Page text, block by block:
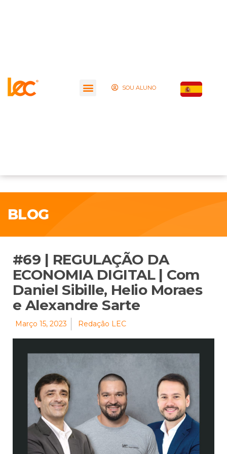
SOU ALUNO
BLOG
#69 | REGULAÇÃO DA
ECONOMIA DIGITAL | Com
Daniel Sibille, Helio Moraes
e Alexandre Sarte
Março 15, 2023 Redação LEC